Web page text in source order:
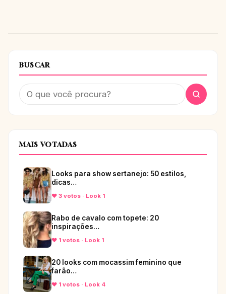
BUSCAR
MAIS VOTADAS
Looks para show sertanejo: 50 estilos,
dicas…
♥ 3 votos · Look 1
Rabo de cavalo com topete: 20
inspirações…
♥ 1 votos · Look 1
20 looks com mocassim feminino que
farão…
♥ 1 votos · Look 4